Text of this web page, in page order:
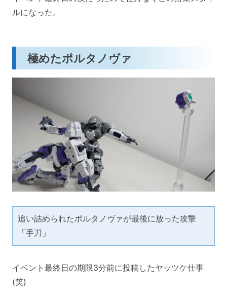
ルになった。
極めたポルタノヴァ
追い詰められたポルタノヴァが最後に放った攻撃
「手刀」
イベント最終日の期限3分前に投稿したヤッツケ仕事
(笑)